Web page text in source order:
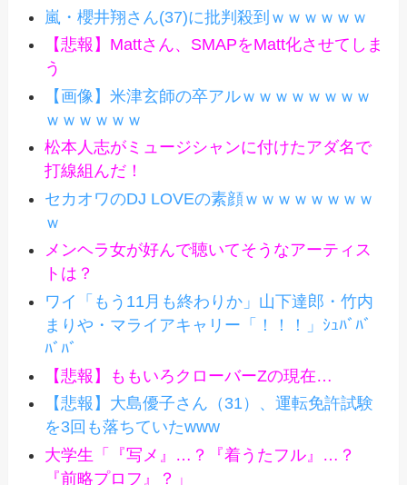
嵐・櫻井翔さん(37)に批判殺到ｗｗｗｗｗｗ
【悲報】Mattさん、SMAPをMatt化させてしま
う
【画像】米津玄師の卒アルｗｗｗｗｗｗｗｗ
ｗｗｗｗｗｗ
松本人志がミュージシャンに付けたアダ名で
打線組んだ！
セカオワのDJ LOVEの素顔ｗｗｗｗｗｗｗｗ
ｗ
メンヘラ女が好んで聴いてそうなアーティス
トは？
ワイ「もう11月も終わりか」山下達郎・竹内
まりや・マライアキャリー「！！！」ｼｭﾊﾞﾊﾞ
ﾊﾞﾊﾞ
【悲報】ももいろクローバーZの現在…
【悲報】大島優子さん（31）、運転免許試験
を3回も落ちていたwww
大学生「『写メ』…？『着うたフル』…？
『前略プロフ』？」